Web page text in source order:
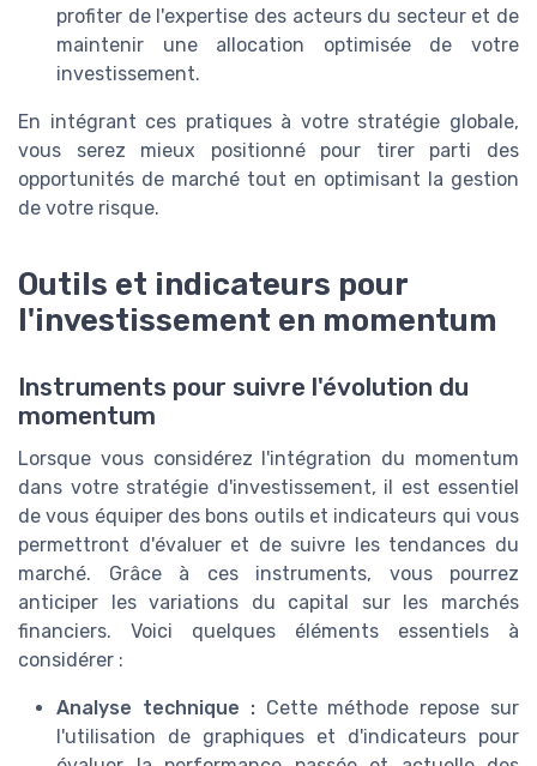
profiter de l'expertise des acteurs du secteur et de
maintenir une allocation optimisée de votre
investissement.
En intégrant ces pratiques à votre stratégie globale,
vous serez mieux positionné pour tirer parti des
opportunités de marché tout en optimisant la gestion
de votre risque.
Outils et indicateurs pour
l'investissement en momentum
Instruments pour suivre l'évolution du
momentum
Lorsque vous considérez l'intégration du momentum
dans votre stratégie d'investissement, il est essentiel
de vous équiper des bons outils et indicateurs qui vous
permettront d'évaluer et de suivre les tendances du
marché. Grâce à ces instruments, vous pourrez
anticiper les variations du capital sur les marchés
financiers. Voici quelques éléments essentiels à
considérer :
Analyse technique :Cette méthode repose sur
l'utilisation de graphiques et d'indicateurs pour